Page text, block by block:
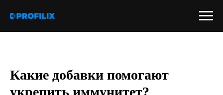
Какие добавки помогают
укрепить иммунитет?